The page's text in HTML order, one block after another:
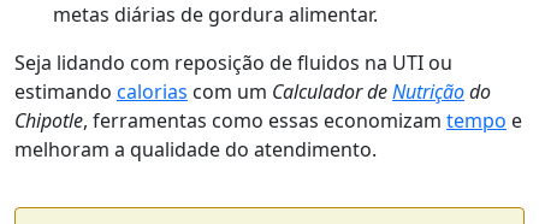
metas diárias de gordura alimentar.
Seja lidando com reposição de fluidos na UTI ou
estimando calorias com um Calculador deNutriçãodo
Chipotle, ferramentas como essas economizam tempo e
melhoram a qualidade do atendimento.